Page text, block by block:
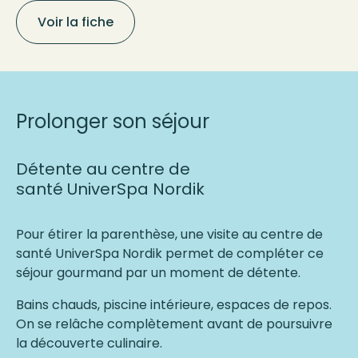
Voir la fiche
Prolonger son séjour
Détente au centre de
santé UniverSpa Nordik
Pour étirer la parenthèse, une visite au centre de
santé UniverSpa Nordik permet de compléter ce
séjour gourmand par un moment de détente.
Bains chauds, piscine intérieure, espaces de repos.
On se relâche complètement avant de poursuivre
la découverte culinaire.